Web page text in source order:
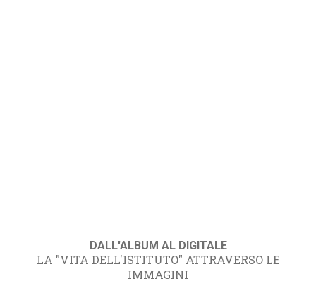
DALL'ALBUM AL DIGITALE
LA "VITA DELL'ISTITUTO" ATTRAVERSO LE
IMMAGINI